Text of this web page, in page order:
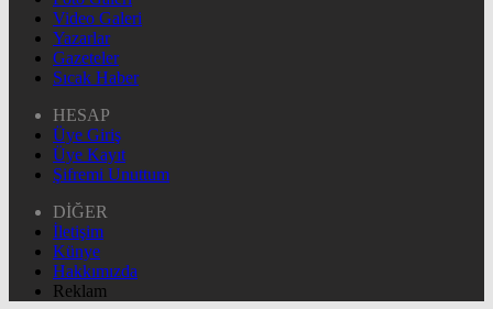
Video Galeri
Yazarlar
Gazeteler
Sıcak Haber
HESAP
Üye Giriş
Üye Kayıt
Şifremi Unuttum
DİĞER
İletişim
Künye
Hakkımızda
Reklam